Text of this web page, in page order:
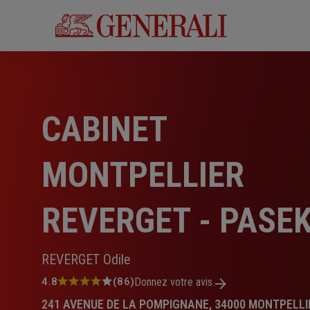
CABINET
MONTPELLIER
REVERGET -
REVERGET Odile
Note
4.8 (86)Donnez votre avis
241 AVENUE DE LA POMPIGNANE, 34000